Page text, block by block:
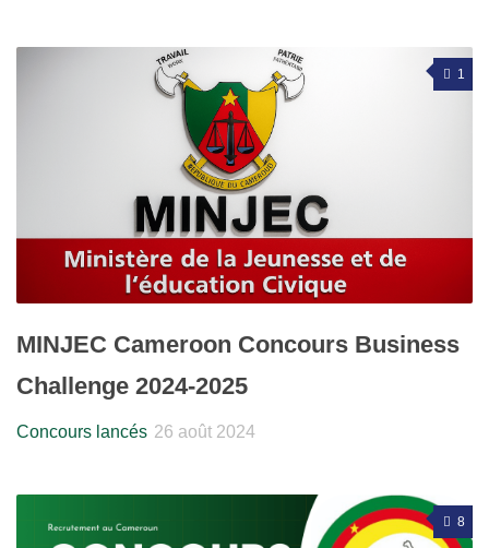
1
MINJEC Cameroon Concours Business
Challenge 2024-2025
Concours lancés 26 août 2024
8